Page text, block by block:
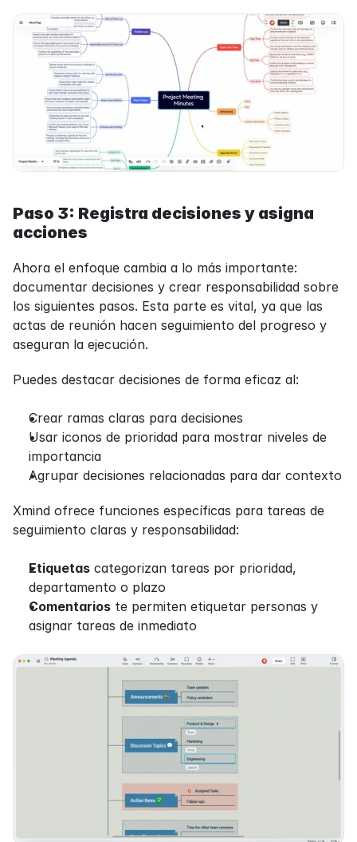
Paso 3: Registra decisiones y asigna
acciones
Ahora el enfoque cambia a lo más importante:
documentar decisiones y crear responsabilidad sobre
los siguientes pasos. Esta parte es vital, ya que las
actas de reunión hacen seguimiento del progreso y
aseguran la ejecución.
Puedes destacar decisiones de forma eficaz al:
Crear ramas claras para decisiones
Usar iconos de prioridad para mostrar niveles de
importancia
Agrupar decisiones relacionadas para dar contexto
Xmind ofrece funciones específicas para tareas de
seguimiento claras y responsabilidad:
Etiquetas categorizan tareas por prioridad,
departamento o plazo
Comentarios te permiten etiquetar personas y
asignar tareas de inmediato